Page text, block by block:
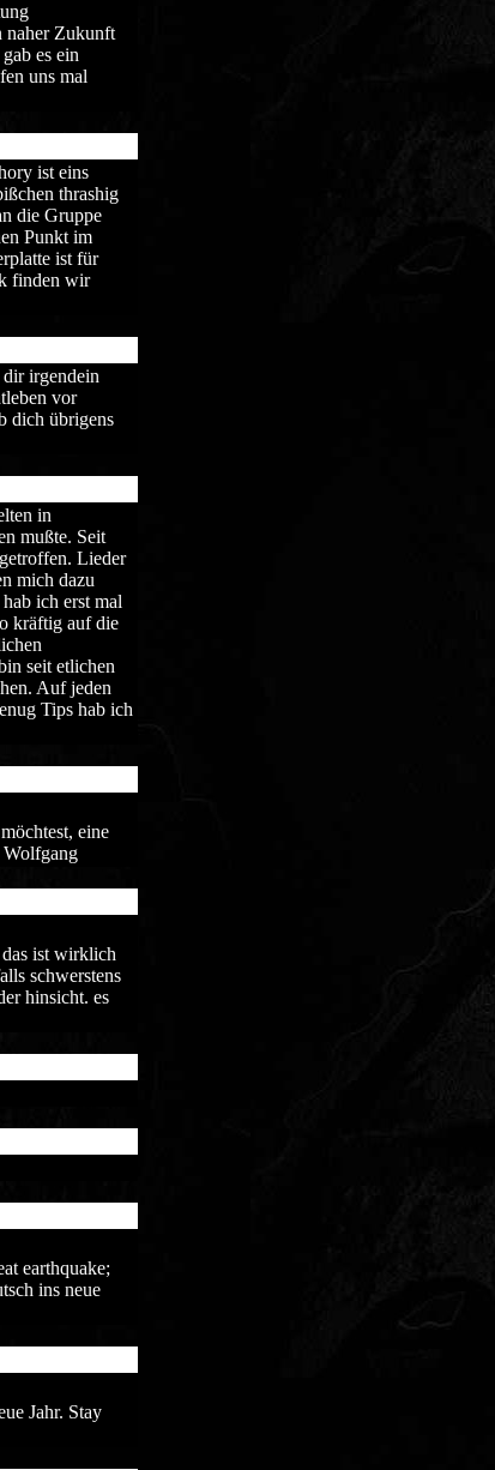
naher Zukunft
es ein
uns mal
ist eins
thrashig
die Gruppe
Punkt im
ist für
finden wir
irgendein
vor
dich übrigens
in
mußte. Seit
Lieder
mich dazu
ich erst mal
kräftig auf die
seit etlichen
Auf jeden
Tips hab ich
eine
Wolfgang
ist wirklich
schwerstens
hinsicht. es
earthquake;
ins neue
Jahr. Stay